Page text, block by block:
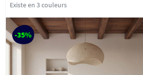
Existe en 3 couleurs
-35%